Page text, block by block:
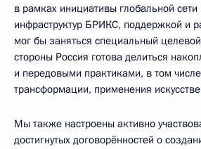
в рамках инициативы глобальной сети
инфраструктур БРИКС, поддержкой и
мог бы заняться специальный
стороны Россия готова делиться
и передовыми практиками, в том
трансформации, применения
Мы также настроены активно
достигнутых договорённостей о